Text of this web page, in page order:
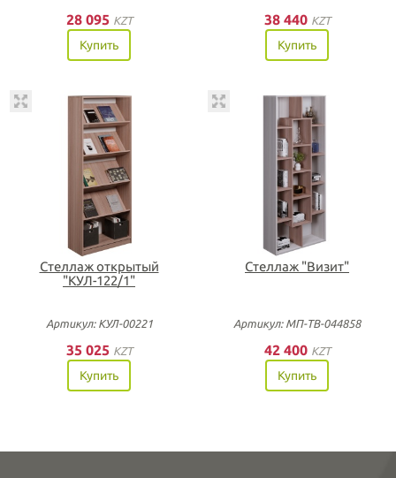
28 095 KZT
Купить
38 440 KZT
Купить
Стеллаж открытый
"КУЛ-122/1"
Артикул: КУЛ-00221
35 025 KZT
Купить
Стеллаж "Визит"
Артикул: МП-ТВ-044858
42 400 KZT
Купить